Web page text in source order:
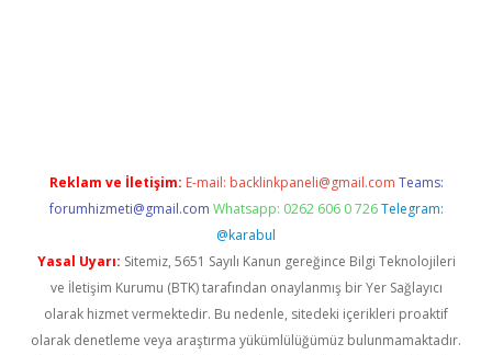
Reklam ve İletişim: E-mail: backlinkpaneli@gmail.com Teams:
forumhizmeti@gmail.com Whatsapp: 0262 606 0 726 Telegram:
@karabul
Yasal Uyarı: Sitemiz, 5651 Sayılı Kanun gereğince Bilgi Teknolojileri
ve İletişim Kurumu (BTK) tarafından onaylanmış bir Yer Sağlayıcı
olarak hizmet vermektedir. Bu nedenle, sitedeki içerikleri proaktif
olarak denetleme veya araştırma yükümlülüğümüz bulunmamaktadır.